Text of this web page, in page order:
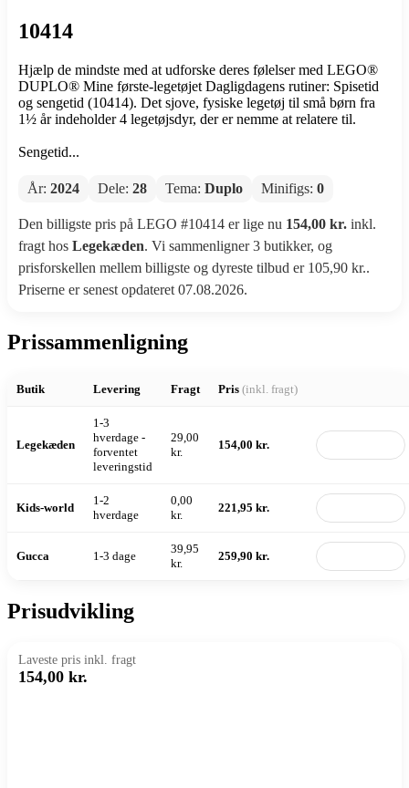
10414
Hjælp de mindste med at udforske deres følelser med LEGO®
DUPLO® Mine første-legetøjet Dagligdagens rutiner: Spisetid
og sengetid (10414). Det sjove, fysiske legetøj til små børn fra
1½ år indeholder 4 legetøjsdyr, der er nemme at relatere til.
Sengetid...
År: 2024 Dele: 28 Tema: Duplo Minifigs: 0
Den billigste pris på LEGO #10414 er lige nu 154,00 kr. inkl.
fragt hos Legekæden. Vi sammenligner 3 butikker, og
prisforskellen mellem billigste og dyreste tilbud er 105,90 kr..
Priserne er senest opdateret 07.08.2026.
Prissammenligning
Butik Levering Fragt Pris (inkl. fragt)
Legekæden
1-3
hverdage -
forventet
leveringstid
29,00
kr.
154,00 kr.
Kids-world
1-2
hverdage
0,00
kr.
221,95 kr.
Gucca 1-3 dage
39,95
kr.
259,90 kr.
Prisudvikling
Laveste pris inkl. fragt
154,00 kr.